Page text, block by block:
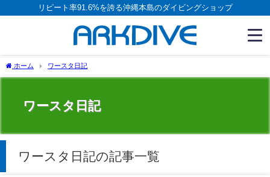
リピート率91.6%を誇る沖縄本島のダイビングショップ
ホーム ワースタ日記
ワースタ日記
ワースタ日記の記事一覧